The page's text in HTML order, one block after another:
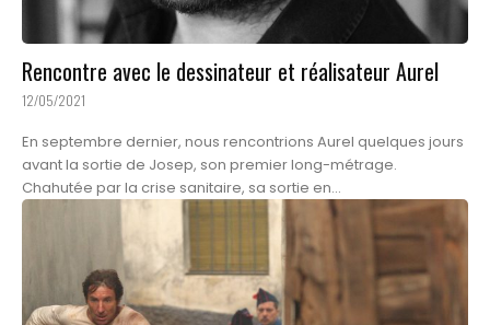
Rencontre avec le dessinateur et réalisateur Aurel
12/05/2021
En septembre dernier, nous rencontrions Aurel quelques jours
avant la sortie de Josep, son premier long-métrage.
Chahutée par la crise sanitaire, sa sortie en...